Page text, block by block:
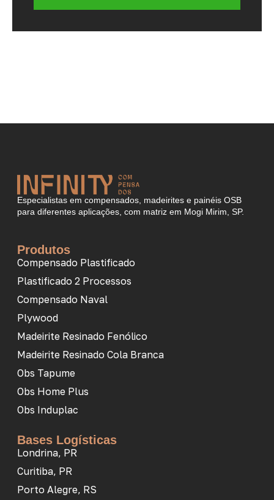
Especialistas em compensados, madeirites e painéis OSB
para diferentes aplicações, com matriz em Mogi Mirim, SP.
Produtos
Compensado Plastificado
Plastificado 2 Processos
Compensado Naval
Plywood
Madeirite Resinado Fenólico
Madeirite Resinado Cola Branca
Obs Tapume
Obs Home Plus
Obs Induplac
Bases Logísticas
Londrina, PR
Curitiba, PR
Porto Alegre, RS